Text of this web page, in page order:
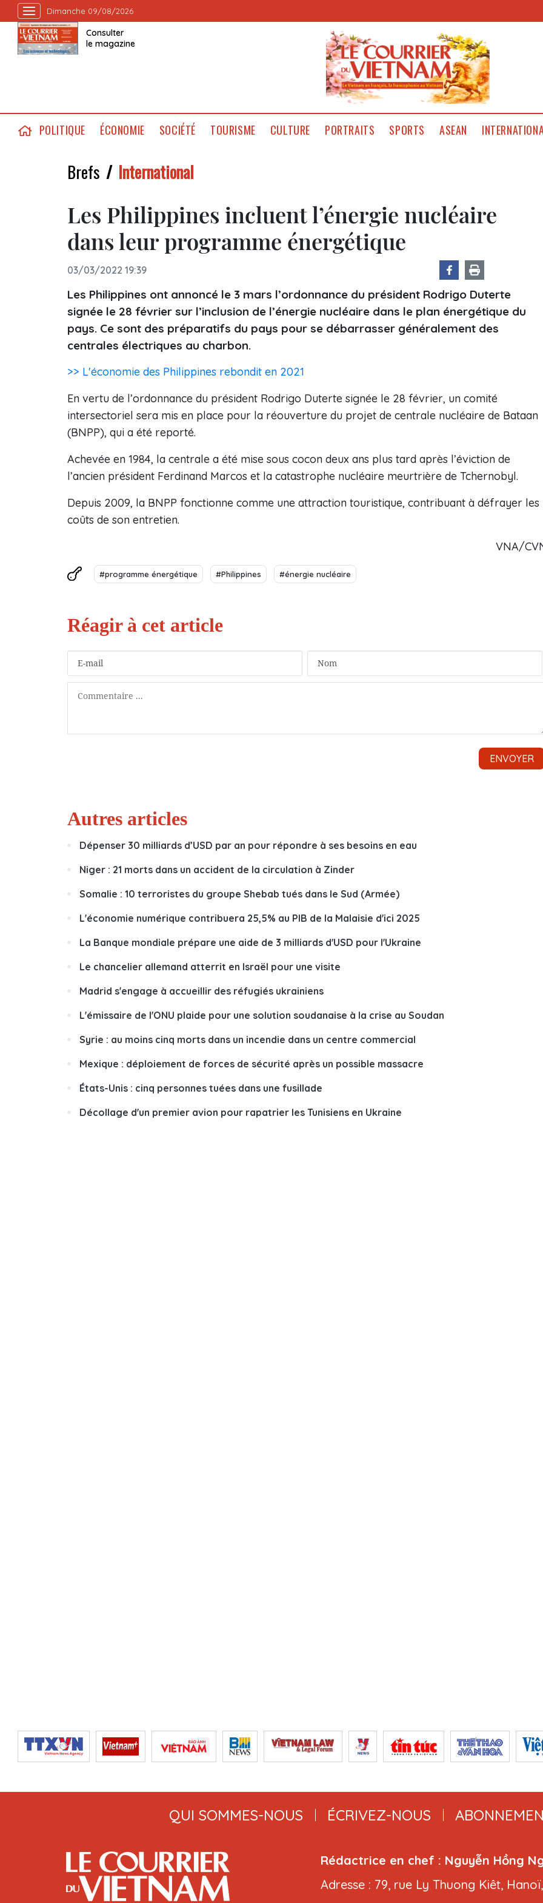
Dimanche 09/08/2026
Consulter
le magazine
POLITIQUE ÉCONOMIE SOCIÉTÉ TOURISME CULTURE PORTRAITS SPORTS ASEAN
Brefs International
Les Philippines incluent l’énergie nucléaire
dans leur programme énergétique
03/03/2022 19:39
Les Philippines ont annoncé le 3 mars l’ordonnance du président Rodrigo Duterte
signée le 28 février sur l’inclusion de l’énergie nucléaire dans le plan énergétique du
pays. Ce sont des préparatifs du pays pour se débarrasser généralement des
centrales électriques au charbon.
>> L'économie des Philippines rebondit en 2021
En vertu de l’ordonnance du président Rodrigo Duterte signée le 28 février, un comité
intersectoriel sera mis en place pour la réouverture du projet de centrale nucléaire de Bataan
(BNPP), qui a été reporté.
Achevée en 1984, la centrale a été mise sous cocon deux ans plus tard après l’éviction de
l’ancien président Ferdinand Marcos et la catastrophe nucléaire meurtrière de Tchernobyl.
Depuis 2009, la BNPP fonctionne comme une attraction touristique, contribuant à défrayer les
coûts de son entretien.
VNA/
#programme énergétique #Philippines #énergie nucléaire
Autres articles
Dépenser 30 milliards d’USD par an pour répondre à ses besoins en eau
Niger : 21 morts dans un accident de la circulation à Zinder
Somalie : 10 terroristes du groupe Shebab tués dans le Sud (Armée)
L'économie numérique contribuera 25,5% au PIB de la Malaisie d'ici 2025
La Banque mondiale prépare une aide de 3 milliards d'USD pour l'Ukraine
Le chancelier allemand atterrit en Israël pour une visite
Madrid s'engage à accueillir des réfugiés ukrainiens
L'émissaire de l'ONU plaide pour une solution soudanaise à la crise au Soudan
Syrie : au moins cinq morts dans un incendie dans un centre commercial
Mexique : déploiement de forces de sécurité après un possible massacre
États-Unis : cinq personnes tuées dans une fusillade
Décollage d'un premier avion pour rapatrier les Tunisiens en Ukraine
QUI SOMMES-NOUS ÉCRIVEZ-NOUS
Rédactrice en chef : Nguyễn Hồng
Adresse : 79, rue Ly Thuong Kiêt,